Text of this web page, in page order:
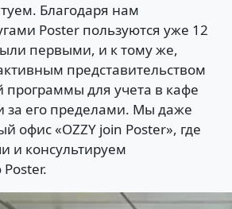
Благодаря нам
Poster пользуются уже 12
первыми, и к тому же,
представительством
программы для учета в кафе
за его пределами. Мы даже
офис «OZZY join Poster», где
и консультируем